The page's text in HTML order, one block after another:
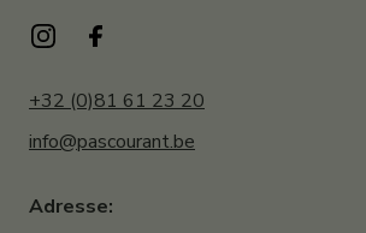
+32 (0)81 61 23 20
info@pascourant.be
Adresse: